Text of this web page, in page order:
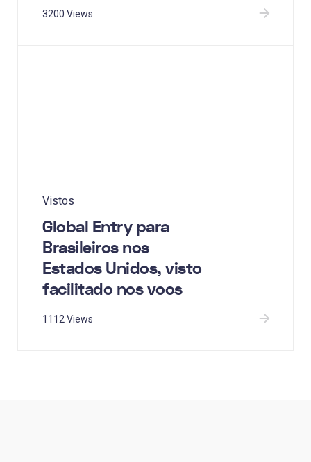
3200 Views
Vistos
Global Entry para
Brasileiros nos
Estados Unidos, visto
facilitado nos voos
1112 Views